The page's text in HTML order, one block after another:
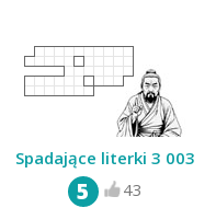
Spadające literki 3 003
5 43